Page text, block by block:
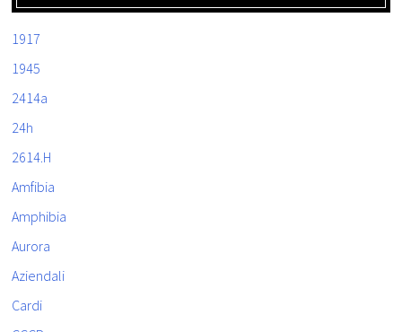
1917
1945
2414a
24h
2614.H
Amfibia
Amphibia
Aurora
Aziendali
Cardi